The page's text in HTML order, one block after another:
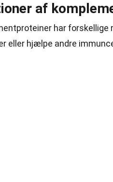
af
har
eller hjælpe andre